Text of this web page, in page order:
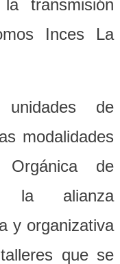
transmisión
Inces La
de
modalidades
de
la alianza
y organizativa
que se